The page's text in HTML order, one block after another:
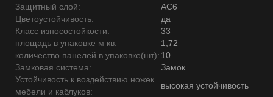
Защитный слой:
AC6
Цветоустойчивость:
да
Класс износостойкости:
33
площадь в упаковке м кв:
1,72
количество панелей в упаковке(шт): 10
Замковая система:
Замок
Устойчивость к воздействию ножек
мебели и каблуков:
высокая устойчивость